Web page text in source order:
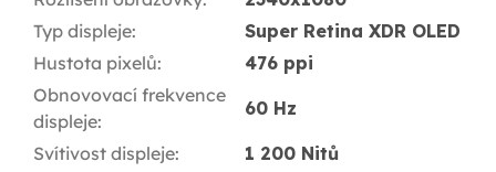
Typ displeje:
Super Retina XDR OLED
Hustota pixelů:
476 ppi
Obnovovací frekvence
displeje:
60 Hz
Svítivost displeje: 1 200 Nitů